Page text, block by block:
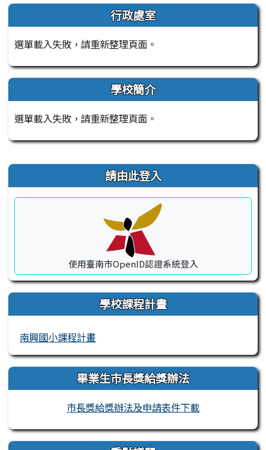
左邊區域內容 行政處室
選單載入失敗，請重新整理頁面。
學校簡介
選單載入失敗，請重新整理頁面。
右邊區域內容 請由此登入
使用臺南市OpenID認證系統登入
學校課程計畫
南興國小課程計畫
畢業生市長獎給獎辦法
市長獎給獎辦法及申請表件下載